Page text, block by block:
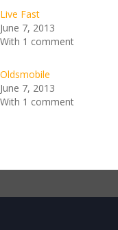
Live Fast
June 7, 2013
With 1 comment
Oldsmobile
June 7, 2013
With 1 comment